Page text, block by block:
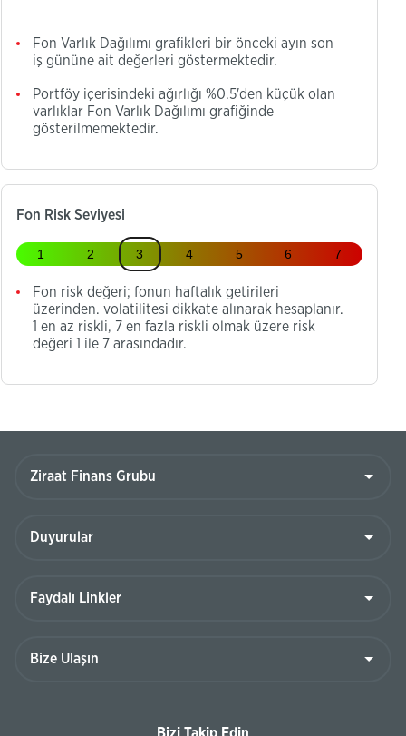
Fon Varlık Dağılımı grafikleri bir önceki ayın son
iş gününe ait değerleri göstermektedir.
Portföy içerisindeki ağırlığı %0.5'den küçük olan
varlıklar Fon Varlık Dağılımı grafiğinde
gösterilmemektedir.
Fon Risk Seviyesi
1 2 3 4 5 6 7
Fon risk değeri; fonun haftalık getirileri
üzerinden. volatilitesi dikkate alınarak hesaplanır.
1 en az riskli, 7 en fazla riskli olmak üzere risk
değeri 1 ile 7 arasındadır.
Bizi Takip Edin